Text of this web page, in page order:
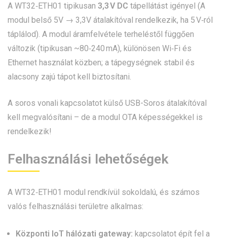
A WT32‑ETH01 tipikusan 3,3 V DC tápellátást igényel (A
modul belső 5V → 3,3V átalakítóval rendelkezik, ha 5 V‑ról
táplálod). A modul áramfelvétele terheléstől függően
változik (tipikusan ~80‑240 mA), különösen Wi‑Fi és
Ethernet használat közben; a tápegységnek stabil és
alacsony zajú tápot kell biztosítani.
A soros vonali kapcsolatot külső USB-Soros átalakítóval
kell megvalósítani – de a modul OTA képességekkel is
rendelkezik!
Felhasználási lehetőségek
A WT32‑ETH01 modul rendkívül sokoldalú, és számos
valós felhasználási területre alkalmas:
Központi IoT hálózati gateway: kapcsolatot épít fel a